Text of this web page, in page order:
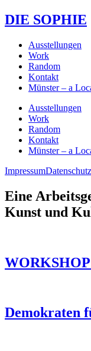
DIE SOPHIE
Ausstellungen
Work
Random
Kontakt
Münster – a
Ausstellungen
Work
Random
Kontakt
Münster – a
ImpressumDatenschutz
Eine
Kunst und
Demokraten